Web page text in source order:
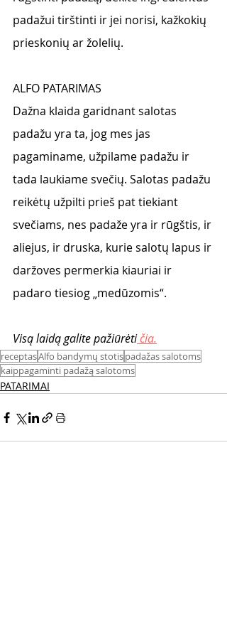
padažui tirštinti ir jei norisi, kažkokių
prieskonių ar žolelių.
ALFO PATARIMAS
Dažna klaida garidnant salotas
padažu yra ta, jog mes jas
pagaminame, užpilame padažu ir
tada laukiame svečių. Salotas padažu
reikėtų užpilti prieš pat tiekiant
svečiams, nes padaže yra ir rūgštis, ir
aliejus, ir druska, kurie salotų lapus ir
daržoves permerkia kiauriai ir
padaro tiesiog „medūzomis“.
Visą laidą galite pažiūrėti čia.
receptasAlfo bandymų stotispadažas salotoms
kaippagaminti padažą salotoms
PATARIMAI